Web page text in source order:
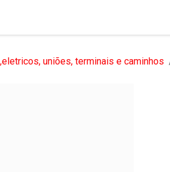
uniões, terminais e caminhos